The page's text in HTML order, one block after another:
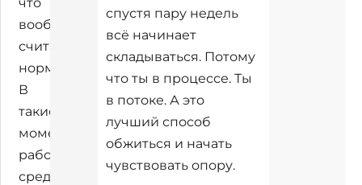
вообще
считается
нормой.
В
такие
моменты
рабочая
среда
спустя пару недель
всё начинает
складываться. Потому
что ты в процессе. Ты
в потоке. А это
лучший способ
обжиться и начать
чувствовать опору.